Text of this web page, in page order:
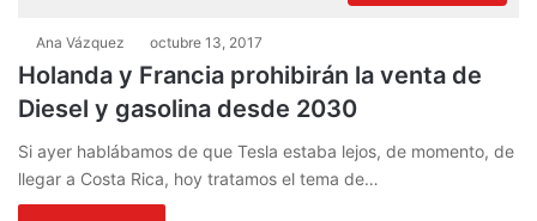
Ana Vázquez octubre 13, 2017
Holanda y Francia prohibirán la venta de
Diesel y gasolina desde 2030
Si ayer hablábamos de que Tesla estaba lejos, de momento, de
llegar a Costa Rica, hoy tratamos el tema de…